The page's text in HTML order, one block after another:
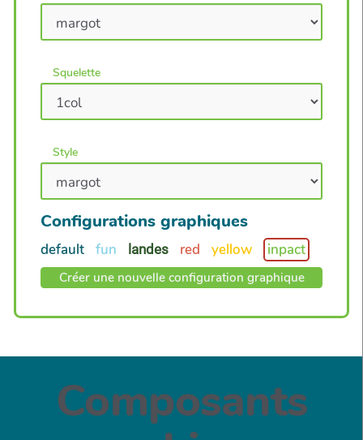
Squelette
Style
Configurations graphiques
default fun landes red yellow inpact
Créer une nouvelle configuration graphique
Composants